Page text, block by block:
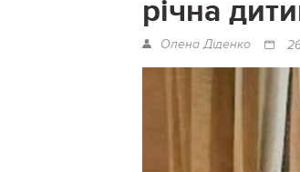
річна
Олена Діденко